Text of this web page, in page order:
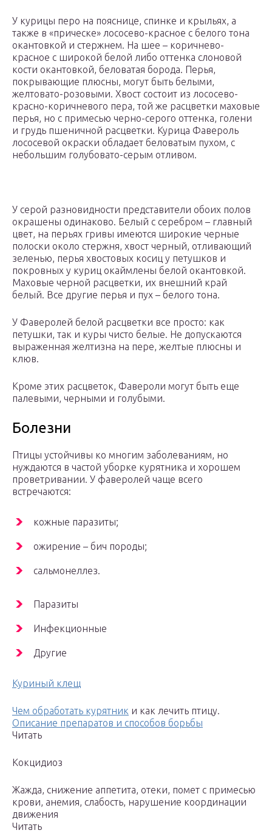
У курицы перо на пояснице, спинке и крыльях, а
также в «прическе» лососево-красное с белого тона
окантовкой и стержнем. На шее – коричнево-
красное с широкой белой либо оттенка слоновой
кости окантовкой, беловатая борода. Перья,
покрывающие плюсны, могут быть белыми,
желтовато-розовыми. Хвост состоит из лососево-
красно-коричневого пера, той же расцветки маховые
перья, но с примесью черно-серого оттенка, голени
и грудь пшеничной расцветки. Курица Фавероль
лососевой окраски обладает беловатым пухом, с
небольшим голубовато-серым отливом.
У серой разновидности представители обоих полов
окрашены одинаково. Белый с серебром – главный
цвет, на перьях гривы имеются широкие черные
полоски около стержня, хвост черный, отливающий
зеленью, перья хвостовых косиц у петушков и
покровных у куриц окаймлены белой окантовкой.
Маховые черной расцветки, их внешний край
белый. Все другие перья и пух – белого тона.
У Фаверолей белой расцветки все просто: как
петушки, так и куры чисто белые. Не допускаются
выраженная желтизна на пере, желтые плюсны и
клюв.
Кроме этих расцветок, Фавероли могут быть еще
палевыми, черными и голубыми.
Болезни
Птицы устойчивы ко многим заболеваниям, но
нуждаются в частой уборке курятника и хорошем
проветривании. У фаверолей чаще всего
встречаются:
кожные паразиты;
ожирение – бич породы;
сальмонеллез.
Паразиты
Инфекционные
Другие
Куриный клещ
Чем обработать курятник и как лечить птицу.
Описание препаратов и способов борьбы
Читать
Кокцидиоз
Жажда, снижение аппетита, отеки, помет с примесью
крови, анемия, слабость, нарушение координации
движения
Читать